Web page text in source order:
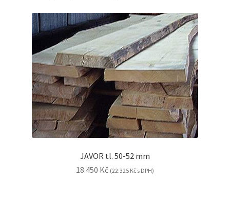
JAVOR tl. 50-52 mm
18.450 Kč (22.325 Kč s DPH)